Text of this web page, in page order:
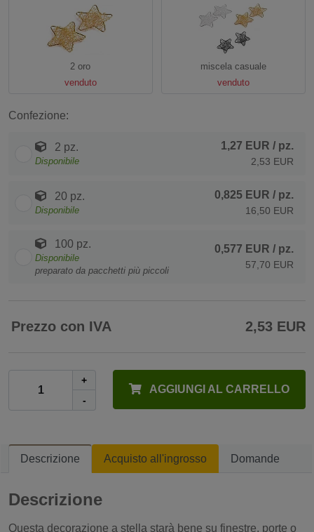
2 oro
venduto
miscela casuale
venduto
Confezione:
2 pz.
Disponibile
1,27 EUR / pz.
2,53 EUR
20 pz.
Disponibile
0,825 EUR / pz.
16,50 EUR
100 pz.
Disponibile
preparato da pacchetti più piccoli
0,577 EUR / pz.
57,70 EUR
Prezzo con IVA 2,53 EUR
+
-
AGGIUNGI AL CARRELLO
Descrizione Acquisto all'ingrosso Domande
Descrizione
Questa decorazione a stella starà bene su finestre, porte o